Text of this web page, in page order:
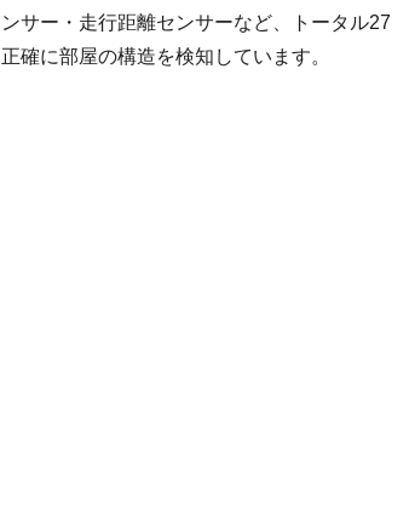
サー・走行距離センサーなど、トータル27
確に部屋の構造を検知しています。